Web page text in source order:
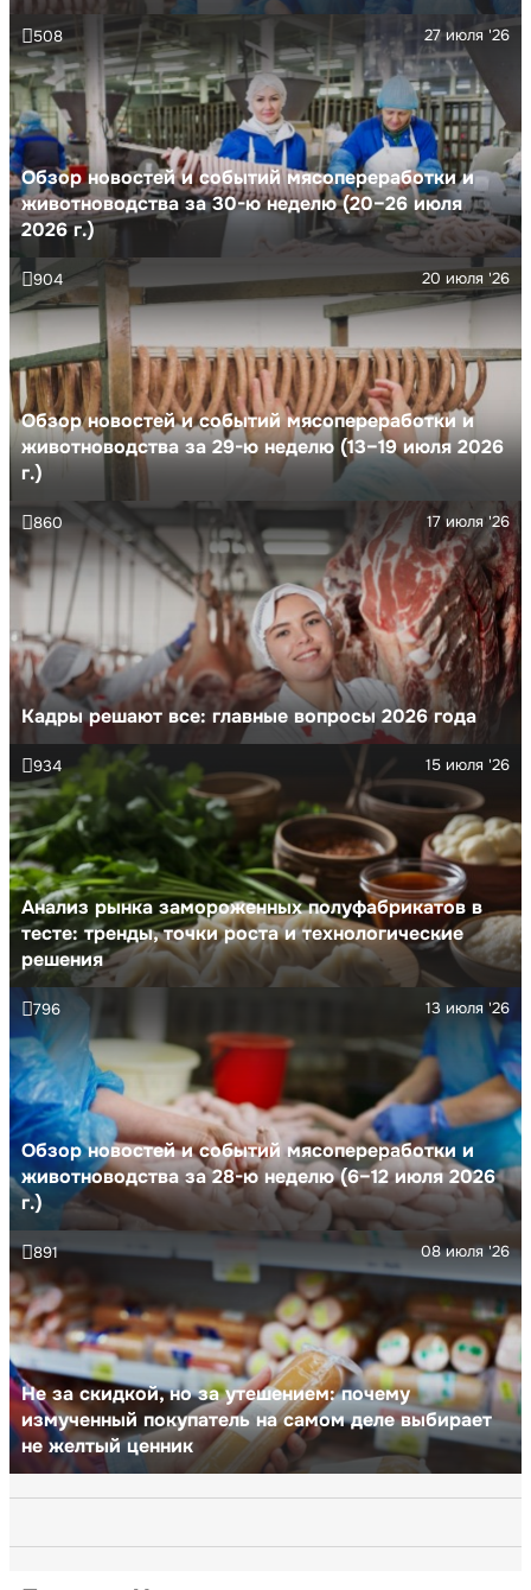
Обзор новостей и событий мясопереработки и
животноводства за 30-ю неделю (20–26 июля
2026 г.)
27 июля '26
508
Обзор новостей и событий мясопереработки и
животноводства за 29-ю неделю (13–19 июля 2026
г.)
20 июля '26
904
Кадры решают все: главные вопросы 2026 года
17 июля '26
860
Анализ рынка замороженных полуфабрикатов в
тесте: тренды, точки роста и технологические
решения
15 июля '26
934
Обзор новостей и событий мясопереработки и
животноводства за 28-ю неделю (6–12 июля 2026
г.)
13 июля '26
796
Не за скидкой, но за утешением: почему
измученный покупатель на самом деле выбирает
не желтый ценник
08 июля '26
891